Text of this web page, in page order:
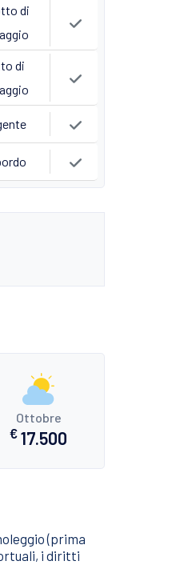
di
di
Ottobre
€ 17.500
(prima
i diritti